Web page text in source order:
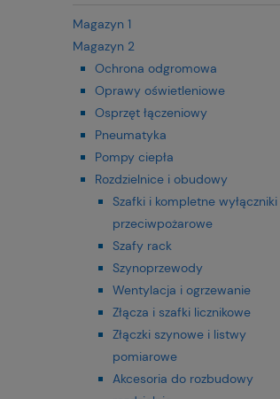
Magazyn 1
Magazyn 2
Ochrona odgromowa
Oprawy oświetleniowe
Osprzęt łączeniowy
Pneumatyka
Pompy ciepła
Rozdzielnice i obudowy
Szafki i kompletne wyłączniki
przeciwpożarowe
Szafy rack
Szynoprzewody
Wentylacja i ogrzewanie
Złącza i szafki licznikowe
Złączki szynowe i listwy
pomiarowe
Akcesoria do rozbudowy